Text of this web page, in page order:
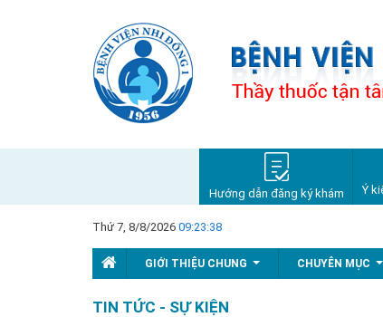
Hướng dẫn đăng ký khám Ý
Thứ 7, 8/8/2026 09:23:39
GIỚI THIỆU CHUNG CHUYÊN MỤC
TIN TỨC - SỰ KIỆN